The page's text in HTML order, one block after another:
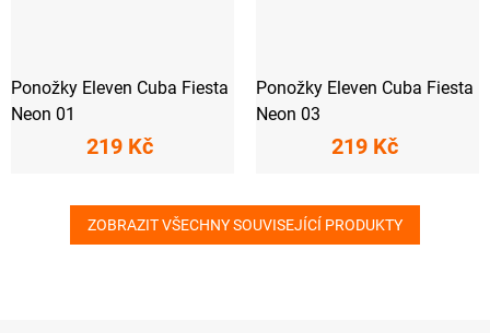
Ponožky Eleven Cuba Fiesta
Neon 01
219 Kč
Ponožky Eleven Cuba Fiesta
Neon 03
219 Kč
ZOBRAZIT VŠECHNY SOUVISEJÍCÍ PRODUKTY